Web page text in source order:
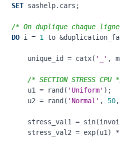
SET sashelp.cars;
/* On duplique chaque
DO i = 1
to
        unique_id = catx(
'_' ,
/* SECTION STRESS CPU
        u1 = rand(
'Uniform' );
        u2 = rand(
'Normal' , 50
stress_val1 =
stress_val2 =